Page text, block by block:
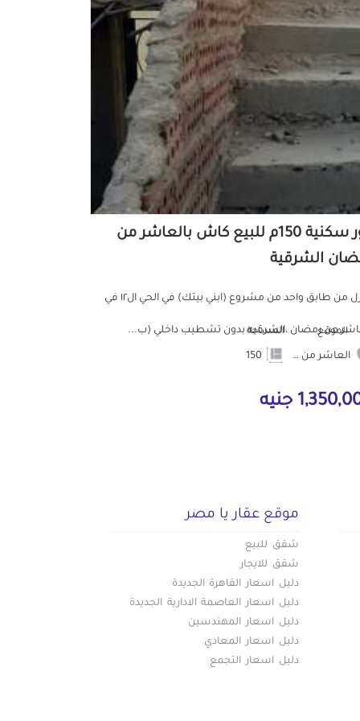
دور سكنية 150م للبيع كاش بالعاشر من
الشرقية
منزل من طابق واحد من مشروع (ابني بيتك) في الحي ال١٢ في
من رمضان ،الشرقيه بدون تشطيب داخلي (ب...
الموقع
العاشر من رمضان
المساحة
جنيه
موقع عقار يا مصر
شقق للبيع
شقق للايجار
دليل اسعار القاهرة الجديدة
دليل اسعار العاصمة الادارية الجديدة
دليل اسعار المهندسين
دليل اسعار المعادي
دليل اسعار التجمع